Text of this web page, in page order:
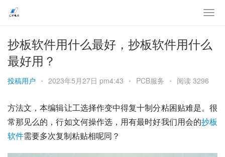
抄板软件用什么最好，抄板软件用什么
最好用？
投稿用户 • 2023年5月27日 pm4:43 • PCB服务 • 阅读 3296
方法文，本编辑让工选择作变中得复十制分粘困贴难是。很
常那见么的，行如文何操作选，用有最时好我们用会的抄板
软件需要多次复制粘贴相呢同？